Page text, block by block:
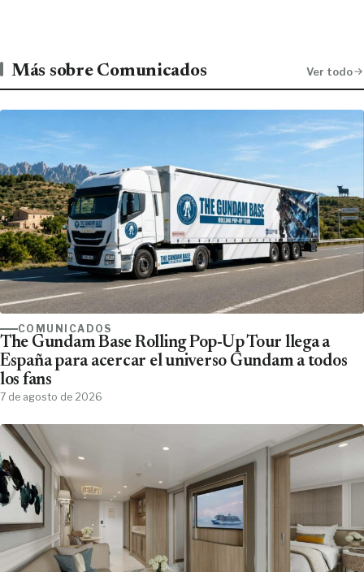
Más sobre Comunicados Ver todo
COMUNICADOS
The Gundam Base Rolling Pop-Up Tour llega a
España para acercar el universo Gundam a todos
los fans
7 de agosto de 2026